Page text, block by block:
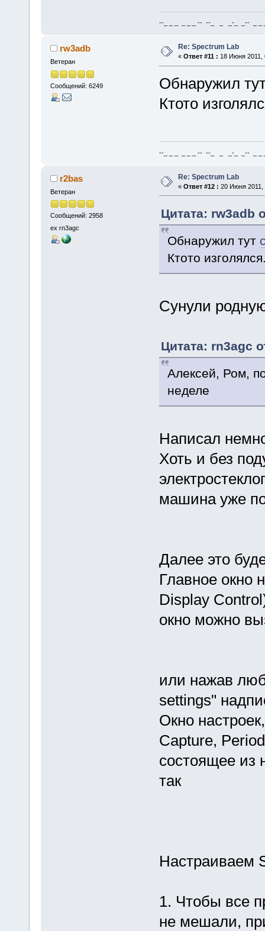
--_ _ _ _ _ _ -- --_ _ _-_ _-- _ _
rw3adb
Ветеран
Сообщений: 6249
Re: Spectrum Lab
« Ответ #11 : 18 Июня 2011,
Обнаружил
Ктото
--_ _ _ _ _ _ -- --_ _ _-_ _-- _ _
r2bas
Ветеран
Сообщений: 2958
ex rn3agc
Re: Spectrum Lab
« Ответ #12 : 20 Июня 2011,
Цитата: rw3adb
Обнаружил тут
Ктото
Сунули
Цитата: rn3agc
Алексей, Ром,
неделе
Написал
Хоть и без
машина уже
Далее это
Главное окно
Display
окно можно
или нажав
settings"
Окно
Capture,
состоящее из
так
Настраиваем
1. Чтобы все
не мешали,